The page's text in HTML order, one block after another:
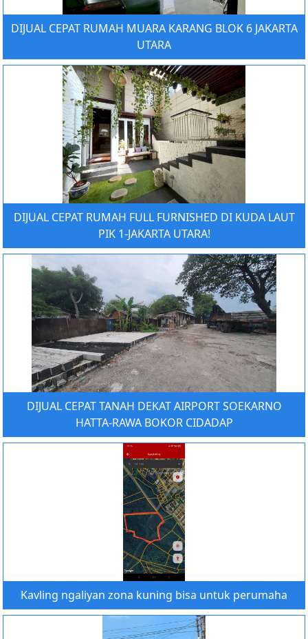
DIJUAL CEPAT RUMAH MUARA KARANG BLOK 6 JAKARTA
UTARA
DIJUAL CEPAT RUMAH FULL FURNISHED DI KUDA LAUT
PIK 1-JAKARTA UTARA!
DIJUAL CEPAT TANAH DEKAT AIRPORT SOEKARNO
HATTA-RAWA BOKOR CIDADAP
Kavling ngaliyan zona kuning bisa untuk perumaha